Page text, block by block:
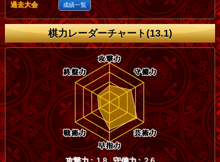
過去大会 成績一覧
棋力レーダーチャート(13.1)